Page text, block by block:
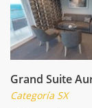
Grand Suite
Categoría SX